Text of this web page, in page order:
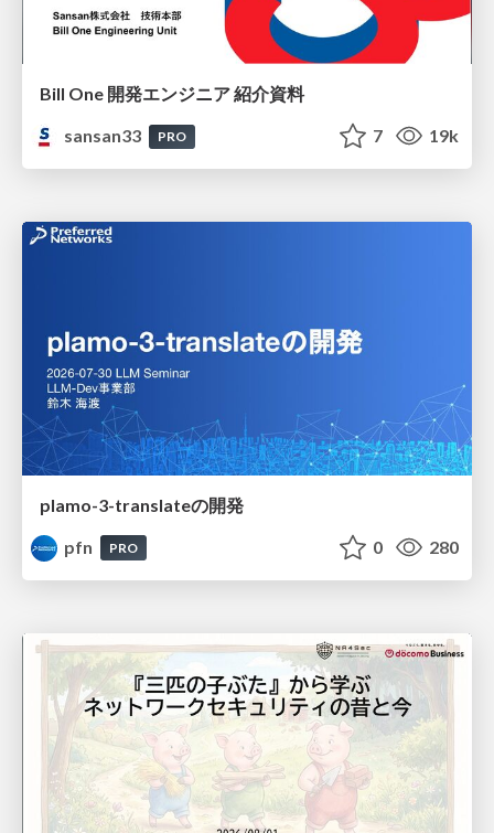
Bill One 開発エンジニア 紹介資料
sansan33
PRO 7 19k
plamo-3-translateの開発
pfn
PRO 0 280